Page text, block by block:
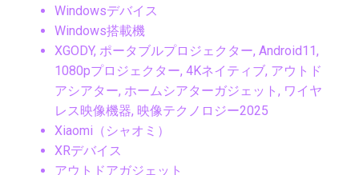
Windowsデバイス
Windows搭載機
XGODY, ポータブルプロジェクター, Android11,
1080pプロジェクター, 4Kネイティブ, アウトド
アシアター, ホームシアターガジェット, ワイヤ
レス映像機器, 映像テクノロジー2025
Xiaomi（シャオミ）
XRデバイス
アウトドアガジェット